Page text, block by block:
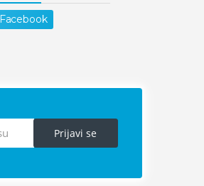
Facebook
Prijavi se